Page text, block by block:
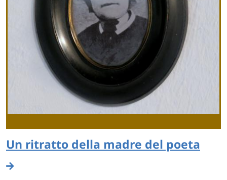
Un ritratto della madre del poeta